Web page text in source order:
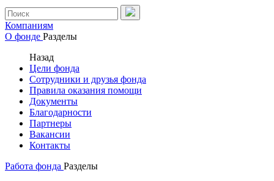
Компаниям
О фонде Разделы
Назад
Цели фонда
Сотрудники и друзья фонда
Правила оказания помощи
Документы
Благодарности
Партнеры
Вакансии
Контакты
Работа фонда Разделы